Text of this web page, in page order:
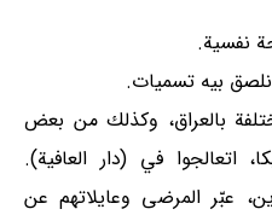
نفسية.
نلصق بيه تسميات.
بالعراق، وكذلك من بعض
اتعالجوا في (دار العافية).
عبّر المرضى وعايلاتهم عن